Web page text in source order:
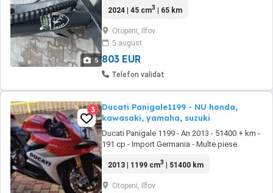
5
2024 | 45 cm3 | 65 km
Otopeni, Ilfov
5 august
803 EUR
Telefon validat
3
Ducati Panigale1199 - NU honda,
kawasaki, yamaha, suzuki
Ducati Panigale 1199 - An 2013 - 51400 + km -
191 cp - Import Germania - Multe piese
2013 | 1199 cm3 | 51400 km
Otopeni, Ilfov